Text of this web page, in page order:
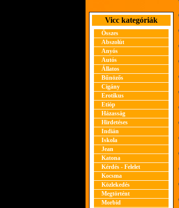
Vicc kategóriák
Összes
Abszolút
Anyós
Autós
Állatos
Bűnözős
Cigány
Erotikus
Etióp
Házasság
Hirdetéses
Indián
Iskola
Jean
Katona
Kérdés - Felelet
Kocsma
Közlekedés
Megtörtént
Morbid